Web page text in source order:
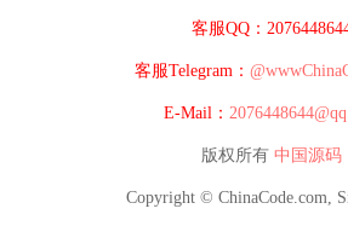
客服QQ：
客服Telegram：
E-Mail：
版权所有 中国源码
Copyright © ChinaCode.com,